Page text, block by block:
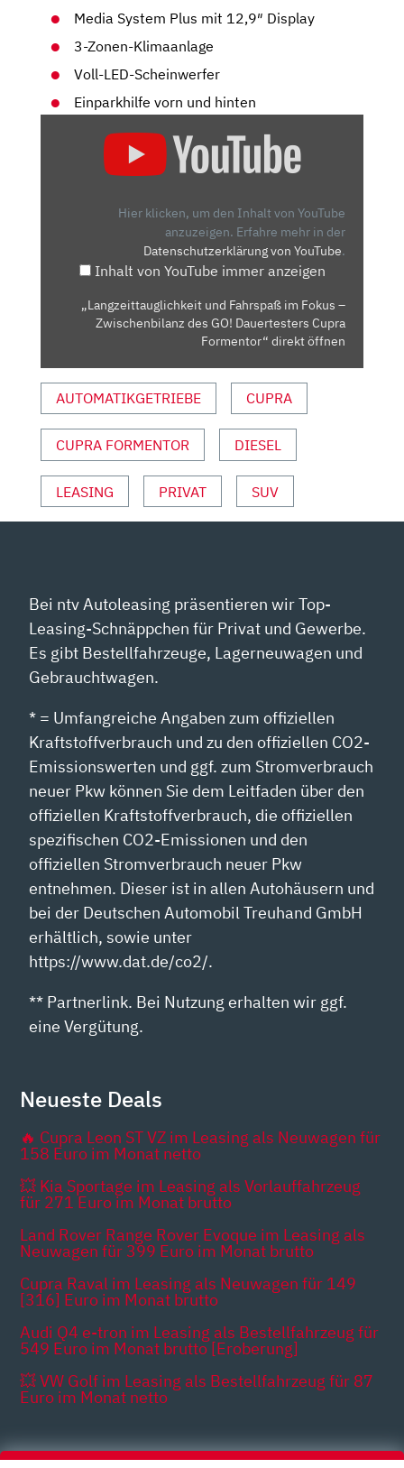
Media System Plus mit 12,9″ Display
3-Zonen-Klimaanlage
Voll-LED-Scheinwerfer
Einparkhilfe vorn und hinten
FAHRSPASS I
WISCHENBILANZ D
AUERTESTERS C
ON Y
OUTUBE A
NZEIGEN
Hier klicken, um den Inhalt von YouTube
anzuzeigen. Erfahre mehr in der
Datenschutzerklärung von YouTube.
Inhalt von YouTube immer anzeigen
„Langzeittauglichkeit und Fahrspaß im Fokus –
Zwischenbilanz des GO! Dauertesters Cupra
Formentor“ direkt öffnen
AUTOMATIKGETRIEBE CUPRA
CUPRA FORMENTOR DIESEL
LEASING PRIVAT SUV
Bei ntv Autoleasing präsentieren wir Top-
Leasing-Schnäppchen für Privat und Gewerbe.
Es gibt Bestellfahrzeuge, Lagerneuwagen und
Gebrauchtwagen.
* = Umfangreiche Angaben zum offiziellen
Kraftstoffverbrauch und zu den offiziellen CO2-
Emissionswerten und ggf. zum Stromverbrauch
neuer Pkw können Sie dem Leitfaden über den
offiziellen Kraftstoffverbrauch, die offiziellen
spezifischen CO2-Emissionen und den
offiziellen Stromverbrauch neuer Pkw
entnehmen. Dieser ist in allen Autohäusern und
bei der Deutschen Automobil Treuhand GmbH
erhältlich, sowie unter
https://www.dat.de/co2/.
** Partnerlink. Bei Nutzung erhalten wir ggf.
eine Vergütung.
Neueste Deals
🔥 Cupra Leon ST VZ im Leasing als Neuwagen für
158 Euro im Monat netto
💥 Kia Sportage im Leasing als Vorlauffahrzeug
für 271 Euro im Monat brutto
Land Rover Range Rover Evoque im Leasing als
Neuwagen für 399 Euro im Monat brutto
Cupra Raval im Leasing als Neuwagen für 149
[316] Euro im Monat brutto
Audi Q4 e-tron im Leasing als Bestellfahrzeug für
549 Euro im Monat brutto [Eroberung]
💥 VW Golf im Leasing als Bestellfahrzeug für 87
Euro im Monat netto